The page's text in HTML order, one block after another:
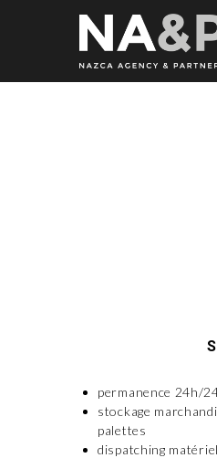
permanence 24h/
stockage
palettes
dispatching